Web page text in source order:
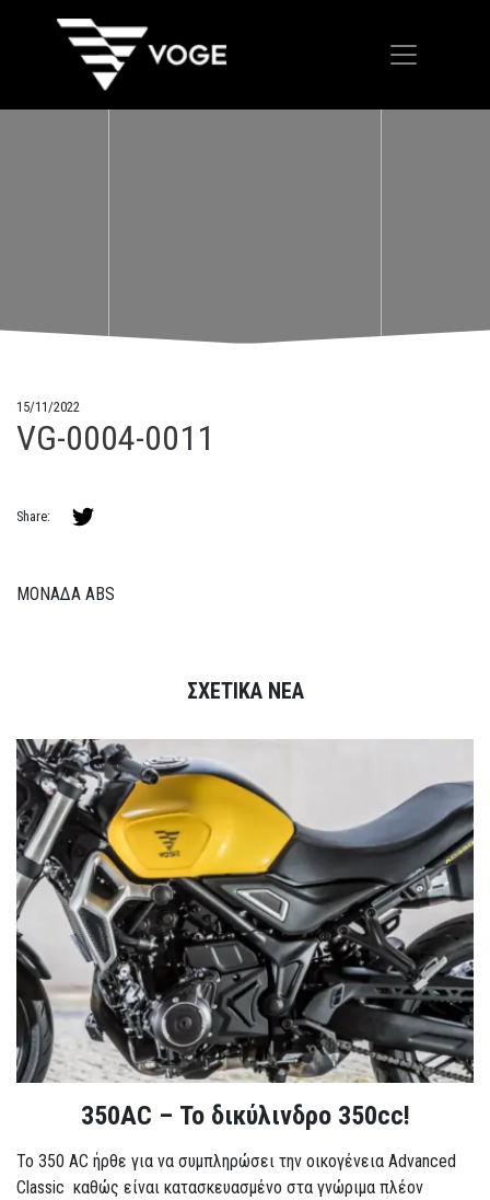
15/11/2022
VG-0004-0011
Share:
ΜΟΝΑΔΑ ABS
ΣΧΕΤΙΚΑ ΝΕΑ
350AC – Το δικύλινδρο 350cc!
To 350 AC ήρθε για να συμπληρώσει την οικογένεια Advanced
Classic καθώς είναι κατασκευασμένο στα γνώριμα πλέον